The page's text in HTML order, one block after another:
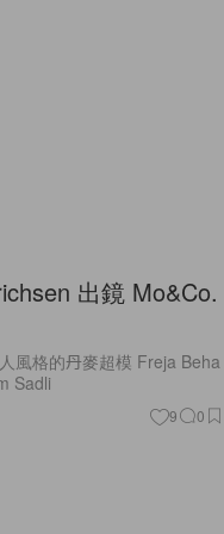
出鏡 Mo&Co.
風格的丹麥超模 Freja Beha
Sadli
9 0